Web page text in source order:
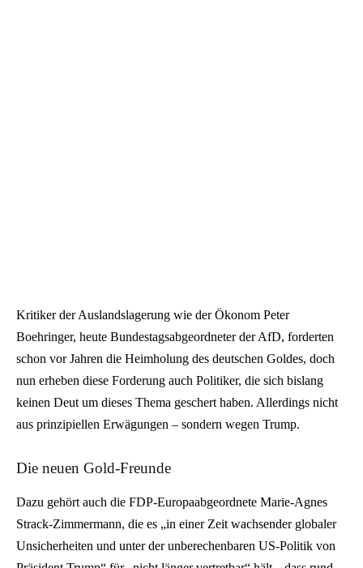
Kritiker der Auslandslagerung wie der Ökonom Peter
Boehringer, heute Bundestagsabgeordneter der AfD, forderten
schon vor Jahren die Heimholung des deutschen Goldes, doch
nun erheben diese Forderung auch Politiker, die sich bislang
keinen Deut um dieses Thema geschert haben. Allerdings nicht
aus prinzipiellen Erwägungen – sondern wegen Trump.
Die neuen Gold-Freunde
Dazu gehört auch die FDP-Europaabgeordnete Marie-Agnes
Strack-Zimmermann, die es „in einer Zeit wachsender globaler
Unsicherheiten und unter der unberechenbaren US-Politik von